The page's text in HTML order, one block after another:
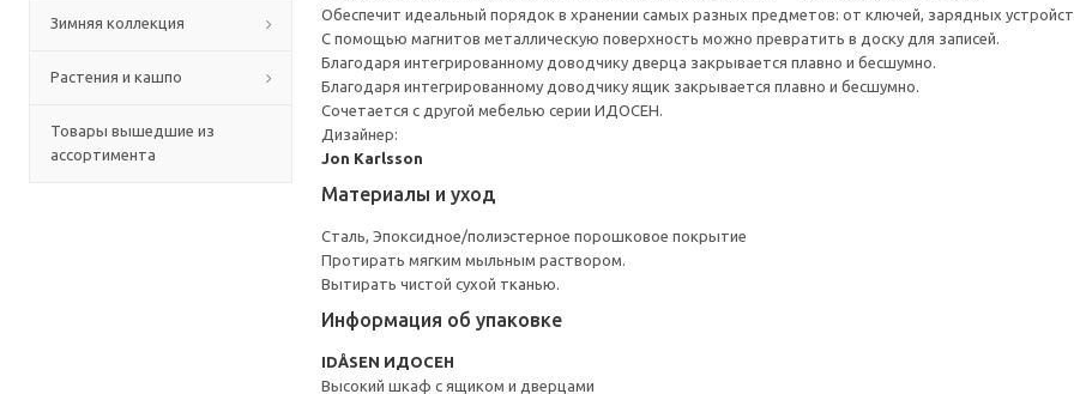
Зимняя коллекция
Растения и кашпо
Товары вышедшие из
ассортимента
Обеспечит идеальный порядок в хранении самых разных предметов: от ключей, зарядных
С помощью магнитов металлическую поверхность можно превратить в доску для записей.
Благодаря интегрированному доводчику дверца закрывается плавно и бесшумно.
Благодаря интегрированному доводчику ящик закрывается плавно и бесшумно.
Сочетается с другой мебелью серии ИДОСЕН.
Дизайнер:
Jon Karlsson
Материалы и уход
Сталь, Эпоксидное/полиэстерное порошковое покрытие
Протирать мягким мыльным раствором.
Вытирать чистой сухой тканью.
Информация об упаковке
IDÅSEN ИДОСЕН
Высокий шкаф с ящиком и дверцами